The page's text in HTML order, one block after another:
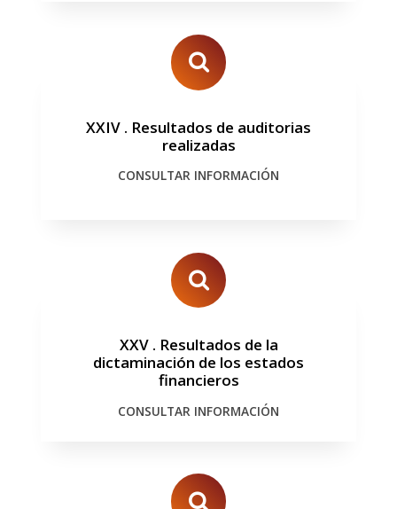
XXIV . Resultados de auditorias
realizadas
CONSULTAR INFORMACIÓN
XXV . Resultados de la
dictaminación de los estados
financieros
CONSULTAR INFORMACIÓN